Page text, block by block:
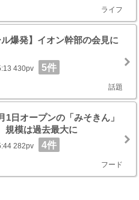
ライフ
爆発】イオン幹部の会見に
430pv 5件
話題
1日オープンの「みそきん」
模は過去最大に
282pv 4件
フード